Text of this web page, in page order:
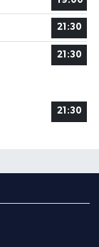
21:30
21:30
21:30